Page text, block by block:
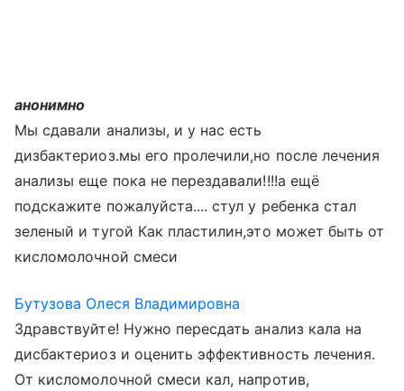
анонимно
Мы сдавали анализы, и у нас есть
дизбактериоз.мы его пролечили,но после лечения
анализы еще пока не перездавали!!!!а ещё
подскажите пожалуйста.... стул у ребенка стал
зеленый и тугой Как пластилин,это может быть от
кисломолочной смеси
Бутузова Олеся Владимировна
Здравствуйте! Нужно пересдать анализ кала на
дисбактериоз и оценить эффективность лечения.
От кисломолочной смеси кал, напротив,